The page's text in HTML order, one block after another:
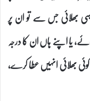
بھلائی جس سے تو ان پر
یا اپنے ہاں ان کا درجہ
بھلائی انہیں عطا کرے،